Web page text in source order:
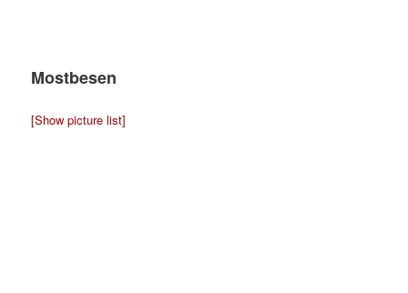
Mostbesen
[Show picture list]